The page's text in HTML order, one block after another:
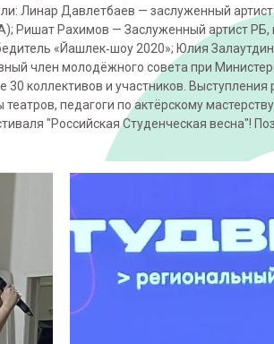
Линар Давлетбаев — заслуженный
Ришат Рахимов — Заслуженный артист РБ,
«Йашлек‑шоу 2020»; Юлия
член молодёжного совета при
коллективов и участников.
педагоги по актëрскому
"Российская Студенческая весна"!